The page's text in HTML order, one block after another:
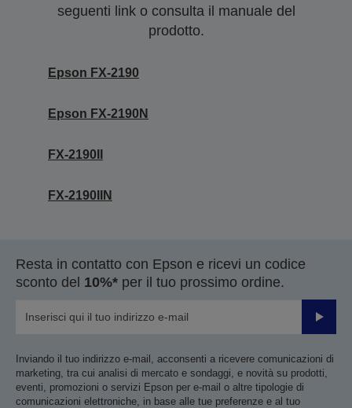
seguenti link o consulta il manuale del
prodotto.
Epson FX-2190
Epson FX-2190N
FX-2190II
FX-2190IIN
Resta in contatto con Epson e ricevi un codice
sconto del 10%* per il tuo prossimo ordine.
Invia
Inviando il tuo indirizzo e-mail, acconsenti a ricevere comunicazioni di
marketing, tra cui analisi di mercato e sondaggi, e novità su prodotti,
eventi, promozioni o servizi Epson per e-mail o altre tipologie di
comunicazioni elettroniche, in base alle tue preferenze e al tuo